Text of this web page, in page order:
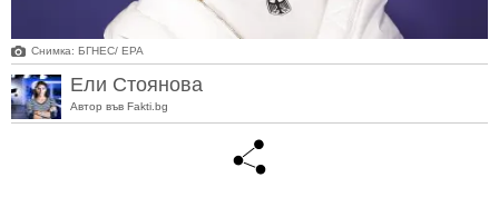
Снимка: БГНЕС/ EPA
Ели Стоянова
Автор във Fakti.bg